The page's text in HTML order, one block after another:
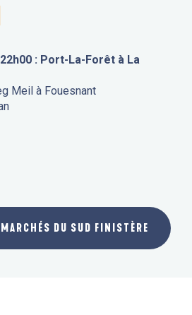
: Port-La-Forêt à La
Meil à Fouesnant
DU SUD FINISTÈRE